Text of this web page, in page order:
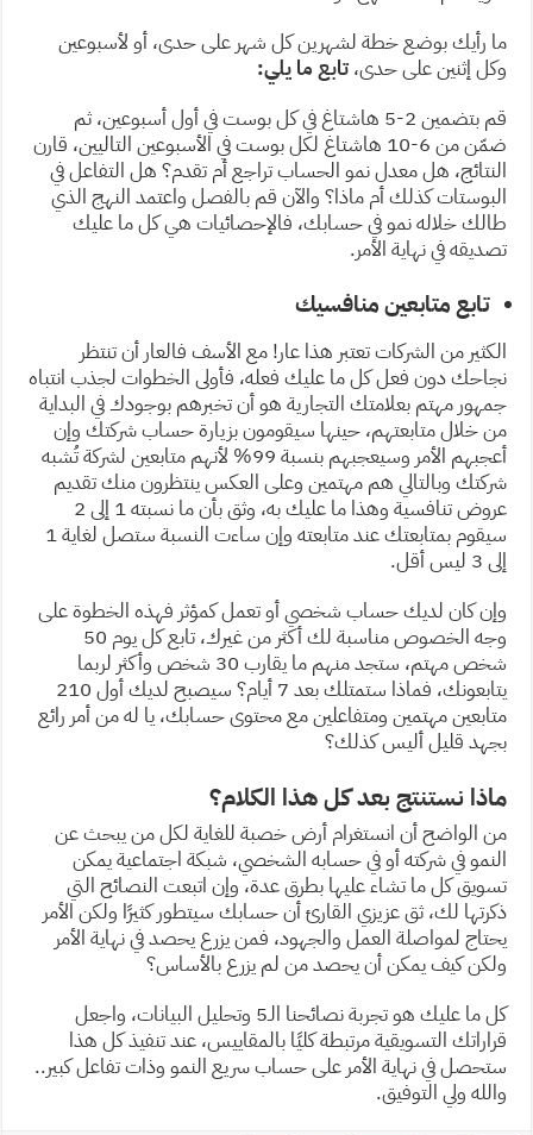
ما رأيك بوضع خطة لشهرين كل شهر على حدى، أو لأسبوعين
وكل إثنين على حدى،تابع ما يلي:
قم بتضمين 2-5 هاشتاغ في كل بوست في أول أسبوعين، ثم
ضمّن من 6-10 هاشتاغ لكل بوست في الأسبوعين التاليين، قارن
النتائج، هل معدل نمو الحساب تراجع أم تقدم؟ هل التفاعل في
البوستات كذلك أم ماذا؟ والآن قم بالفصل واعتمد النهج الذي
طالك خلاله نمو في حسابك، فالإحصائيات هي كل ما عليك
تصديقه في نهاية الأمر.
تابع متابعين منافسيك
الكثير من الشركات تعتبر هذا عار! مع الأسف فالعار أن تنتظر
نجاحك دون فعل كل ما عليك فعله، فأولى الخطوات لجذب انتباه
جمهور مهتم بعلامتك التجارية هو أن تخبرهم بوجودك في البداية
من خلال متابعتهم، حينها سيقومون بزيارة حساب شركتك وإن
أعجبهم الأمر وسيعجبهم بنسبة 99% لأنهم متابعين لشركة تُشبه
شركتك وبالتالي هم مهتمين وعلى العكس ينتظرون منك تقديم
عروض تنافسية وهذا ما عليك به، وثق بأن ما نسبته 1 إلى 2
سيقوم بمتابعتك عند متابعته وإن ساءت النسبة ستصل لغاية 1
إلى 3 ليس أقل.
وإن كان لديك حساب شخصي أو تعمل كمؤثر فهذه الخطوة على
وجه الخصوص مناسبة لك أكثر من غيرك، تابع كل يوم 50
شخص مهتم، ستجد منهم ما يقارب 30 شخص وأكثر لربما
يتابعونك، فماذا ستمتلك بعد 7 أيام؟ سيصبح لديك أول 210
متابعين مهتمين ومتفاعلين مع محتوى حسابك، يا له من أمر رائع
بجهد قليل أليس كذلك؟
ماذا نستنتج بعد كل هذا الكلام؟
من الواضح أن انستغرام أرض خصبة للغاية لكل من يبحث عن
النمو في شركته أو في حسابه الشخصي، شبكة اجتماعية يمكن
تسويق كل ما تشاء عليها بطرق عدة، وإن اتبعت النصائح التي
ذكرتها لك، ثق عزيزي القارئ أن حسابك سيتطور كثيرًا ولكن الأمر
يحتاج لمواصلة العمل والجهود، فمن يزرع يحصد في نهاية الأمر
ولكن كيف يمكن أن يحصد من لم يزرع بالأساس؟
كل ما عليك هو تجربة نصائحنا الـ5 وتحليل البيانات، واجعل
قراراتك التسويقية مرتبطة كليًا بالمقاييس، عند تنفيذ كل هذا
ستحصل في نهاية الأمر على حساب سريع النمو وذات تفاعل كبير..
والله ولي التوفيق.